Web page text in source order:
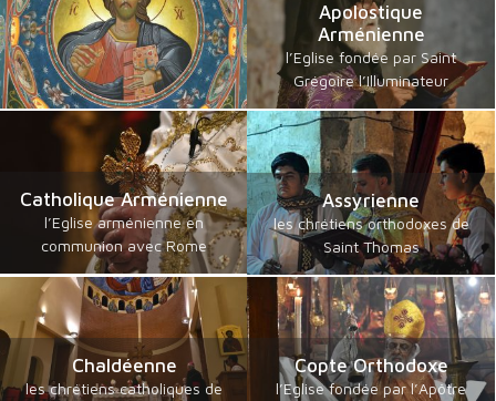
Apolostique
Arménienne
l’Eglise fondée par Saint
Grégoire l’Illuminateur
Catholique Arménienne
l’Eglise arménienne en
communion avec Rome
Assyrienne
les chrétiens orthodoxes de
Saint Thomas
Chaldéenne
les chrétiens catholiques de
Copte Orthodoxe
l’Eglise fondée par l’Apôtre